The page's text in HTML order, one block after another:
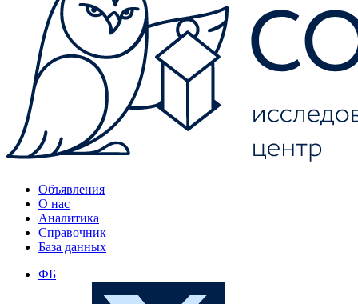
Объявления
О нас
Аналитика
Справочник
База данных
ФБ